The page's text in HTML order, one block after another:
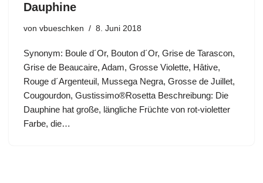
Dauphine
von vbueschken 8. Juni 2018
Synonym: Boule d´Or, Bouton d´Or, Grise de Tarascon,
Grise de Beaucaire, Adam, Grosse Violette, Hâtive,
Rouge d´Argenteuil, Mussega Negra, Grosse de Juillet,
Cougourdon, Gustissimo®Rosetta Beschreibung: Die
Dauphine hat große, längliche Früchte von rot-violetter
Farbe, die…